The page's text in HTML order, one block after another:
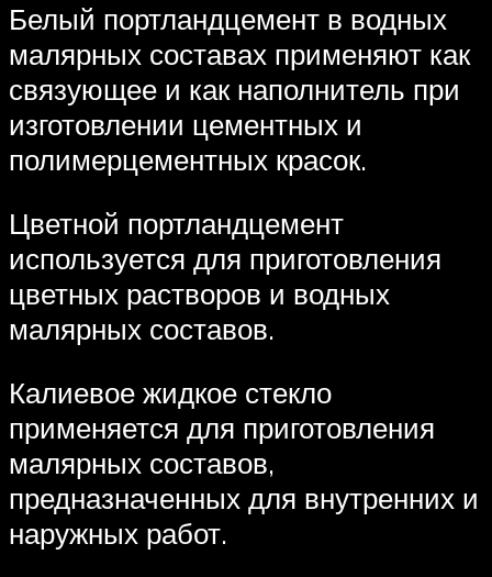
Белый портландцемент в водных
малярных составах применяют как
связующее и как наполнитель при
изготовлении цементных и
полимерцементных красок.
Цветной портландцемент
используется для приготовления
цветных растворов и водных
малярных составов.
Калиевое жидкое стекло
применяется для приготовления
малярных составов,
предназначенных для внутренних и
наружных работ.